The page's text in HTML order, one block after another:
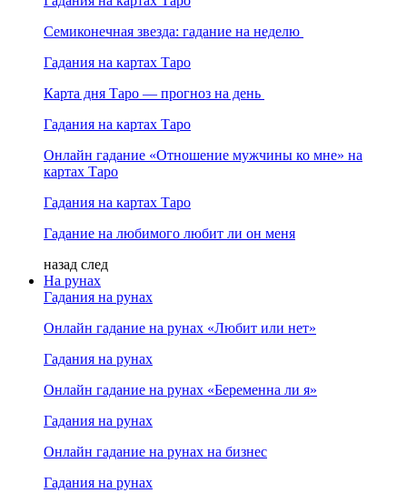
Семиконечная звезда: гадание на неделю
Гадания на картах Таро
Карта дня Таро — прогноз на день
Гадания на картах Таро
Онлайн гадание «Отношение мужчины ко мне» на
картах Таро
Гадания на картах Таро
Гадание на любимого любит ли он меня
назад след
На рунах
Гадания на рунах
Онлайн гадание на рунах «Любит или нет»
Гадания на рунах
Онлайн гадание на рунах «Беременна ли я»
Гадания на рунах
Онлайн гадание на рунах на бизнес
Гадания на рунах